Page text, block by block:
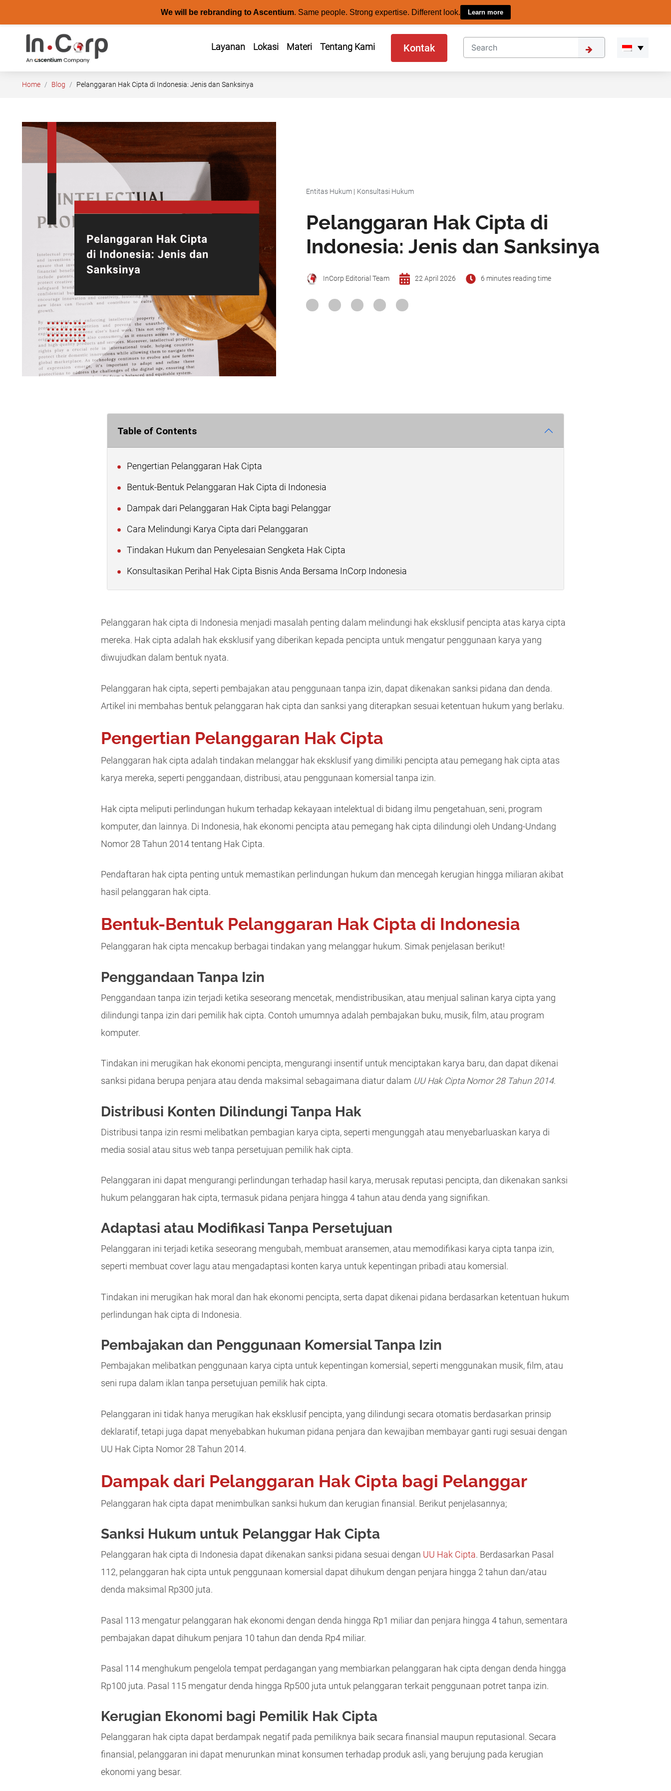
We will be rebranding to Ascentium. Same people. Strong expertise. Different look. Learn more
content
Layanan Lokasi Materi Tentang Kami Kontak
Home Blog Pelanggaran Hak Cipta di Indonesia: Jenis dan Sanksinya
Entitas Hukum | Konsultasi Hukum
Pelanggaran Hak Cipta di
Indonesia: Jenis dan Sanksinya
InCorp Editorial Team 22 April 2026 6 minutes reading time
Table of Contents
Pengertian Pelanggaran Hak Cipta
Bentuk-Bentuk Pelanggaran Hak Cipta di Indonesia
Dampak dari Pelanggaran Hak Cipta bagi Pelanggar
Cara Melindungi Karya Cipta dari Pelanggaran
Tindakan Hukum dan Penyelesaian Sengketa Hak Cipta
Konsultasikan Perihal Hak Cipta Bisnis Anda Bersama InCorp Indonesia
Pelanggaran hak cipta di Indonesia menjadi masalah penting dalam melindungi hak eksklusif pencipta atas karya cipta
mereka. Hak cipta adalah hak eksklusif yang diberikan kepada pencipta untuk mengatur penggunaan karya yang
diwujudkan dalam bentuk nyata.
Pelanggaran hak cipta, seperti pembajakan atau penggunaan tanpa izin, dapat dikenakan sanksi pidana dan denda.
Artikel ini membahas bentuk pelanggaran hak cipta dan sanksi yang diterapkan sesuai ketentuan hukum yang berlaku.
Pengertian Pelanggaran Hak Cipta
Pelanggaran hak cipta adalah tindakan melanggar hak eksklusif yang dimiliki pencipta atau pemegang hak cipta atas
karya mereka, seperti penggandaan, distribusi, atau penggunaan komersial tanpa izin.
Hak cipta meliputi perlindungan hukum terhadap kekayaan intelektual di bidang ilmu pengetahuan, seni, program
komputer, dan lainnya. Di Indonesia, hak ekonomi pencipta atau pemegang hak cipta dilindungi oleh Undang-Undang
Nomor 28 Tahun 2014 tentang Hak Cipta.
Pendaftaran hak cipta penting untuk memastikan perlindungan hukum dan mencegah kerugian hingga miliaran akibat
hasil pelanggaran hak cipta.
Bentuk-Bentuk Pelanggaran Hak Cipta di Indonesia
Pelanggaran hak cipta mencakup berbagai tindakan yang melanggar hukum. Simak penjelasan berikut!
Penggandaan Tanpa Izin
Penggandaan tanpa izin terjadi ketika seseorang mencetak, mendistribusikan, atau menjual salinan karya cipta yang
dilindungi tanpa izin dari pemilik hak cipta. Contoh umumnya adalah pembajakan buku, musik, film, atau program
komputer.
Tindakan ini merugikan hak ekonomi pencipta, mengurangi insentif untuk menciptakan karya baru, dan dapat dikenai
sanksi pidana berupa penjara atau denda maksimal sebagaimana diatur dalam UU Hak Cipta Nomor 28 Tahun 2014.
Distribusi Konten Dilindungi Tanpa Hak
Distribusi tanpa izin resmi melibatkan pembagian karya cipta, seperti mengunggah atau menyebarluaskan karya di
media sosial atau situs web tanpa persetujuan pemilik hak cipta.
Pelanggaran ini dapat mengurangi perlindungan terhadap hasil karya, merusak reputasi pencipta, dan dikenakan sanksi
hukum pelanggaran hak cipta, termasuk pidana penjara hingga 4 tahun atau denda yang signifikan.
Adaptasi atau Modifikasi Tanpa Persetujuan
Pelanggaran ini terjadi ketika seseorang mengubah, membuat aransemen, atau memodifikasi karya cipta tanpa izin,
seperti membuat cover lagu atau mengadaptasi konten karya untuk kepentingan pribadi atau komersial.
Tindakan ini merugikan hak moral dan hak ekonomi pencipta, serta dapat dikenai pidana berdasarkan ketentuan hukum
perlindungan hak cipta di Indonesia.
Pembajakan dan Penggunaan Komersial Tanpa Izin
Pembajakan melibatkan penggunaan karya cipta untuk kepentingan komersial, seperti menggunakan musik, film, atau
seni rupa dalam iklan tanpa persetujuan pemilik hak cipta.
Pelanggaran ini tidak hanya merugikan hak eksklusif pencipta, yang dilindungi secara otomatis berdasarkan prinsip
deklaratif, tetapi juga dapat menyebabkan hukuman pidana penjara dan kewajiban membayar ganti rugi sesuai dengan
UU Hak Cipta Nomor 28 Tahun 2014.
Dampak dari Pelanggaran Hak Cipta bagi Pelanggar
Pelanggaran hak cipta dapat menimbulkan sanksi hukum dan kerugian finansial. Berikut penjelasannya;
Sanksi Hukum untuk Pelanggar Hak Cipta
Pelanggaran hak cipta di Indonesia dapat dikenakan sanksi pidana sesuai dengan UU Hak Cipta. Berdasarkan Pasal
112, pelanggaran hak cipta untuk penggunaan komersial dapat dihukum dengan penjara hingga 2 tahun dan/atau
denda maksimal Rp300 juta.
Pasal 113 mengatur pelanggaran hak ekonomi dengan denda hingga Rp1 miliar dan penjara hingga 4 tahun, sementara
pembajakan dapat dihukum penjara 10 tahun dan denda Rp4 miliar.
Pasal 114 menghukum pengelola tempat perdagangan yang membiarkan pelanggaran hak cipta dengan denda hingga
Rp100 juta. Pasal 115 mengatur denda hingga Rp500 juta untuk pelanggaran terkait penggunaan potret tanpa izin.
Kerugian Ekonomi bagi Pemilik Hak Cipta
Pelanggaran hak cipta dapat berdampak negatif pada pemiliknya baik secara finansial maupun reputasional. Secara
finansial, pelanggaran ini dapat menurunkan minat konsumen terhadap produk asli, yang berujung pada kerugian
ekonomi yang besar.